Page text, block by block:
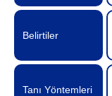
Belirtiler
Tanı Yöntemleri